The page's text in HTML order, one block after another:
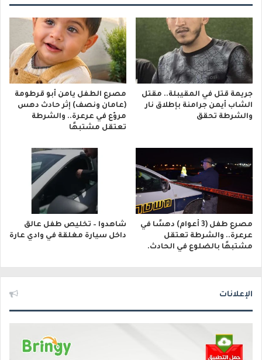
جريمة قتل في المقيبلة.. مقتل
الشاب أيمن جرامنة بإطلاق نار
والشرطة تحقق
مصرع الطفل يامن أبو قرطومة
(عامان ونصف) إثر حادث دهس
مروّع في عرعرة.. والشرطة
تعتقل مشتبهًا
مصرع طفل (3 أعوام) دهسًا في
عرعرة.. والشرطة تعتقل
مشتبهًا بالضلوع في الحادث.
شاهدوا – تخليص طفل عالق
داخل سيارة مغلقة في وادي عارة
الإعلانات